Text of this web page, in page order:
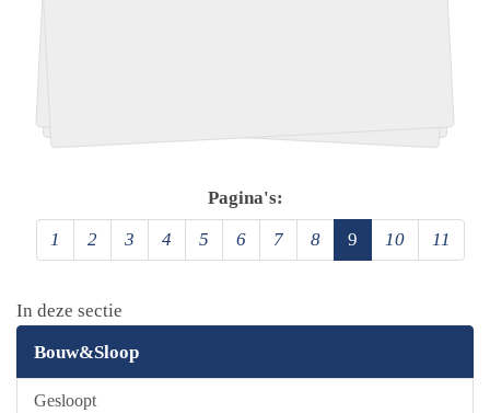
Pagina's:
1
2 3 4 5 6 7 8 9 10 11
In deze sectie
Bouw&Sloop
Gesloopt